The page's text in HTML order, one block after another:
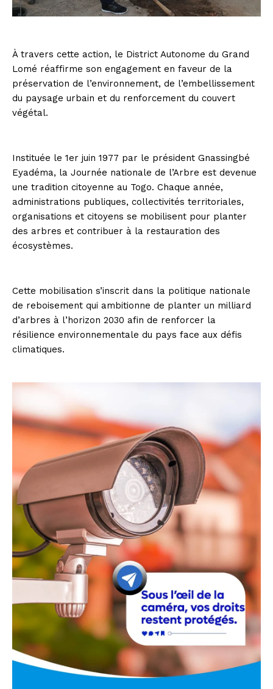
À travers cette action, le District Autonome du Grand
Lomé réaffirme son engagement en faveur de la
préservation de l’environnement, de l’embellissement
du paysage urbain et du renforcement du couvert
végétal.
Instituée le 1er juin 1977 par le président Gnassingbé
Eyadéma, la Journée nationale de l’Arbre est devenue
une tradition citoyenne au Togo. Chaque année,
administrations publiques, collectivités territoriales,
organisations et citoyens se mobilisent pour planter
des arbres et contribuer à la restauration des
écosystèmes.
Cette mobilisation s’inscrit dans la politique nationale
de reboisement qui ambitionne de planter un milliard
d’arbres à l’horizon 2030 afin de renforcer la
résilience environnementale du pays face aux défis
climatiques.